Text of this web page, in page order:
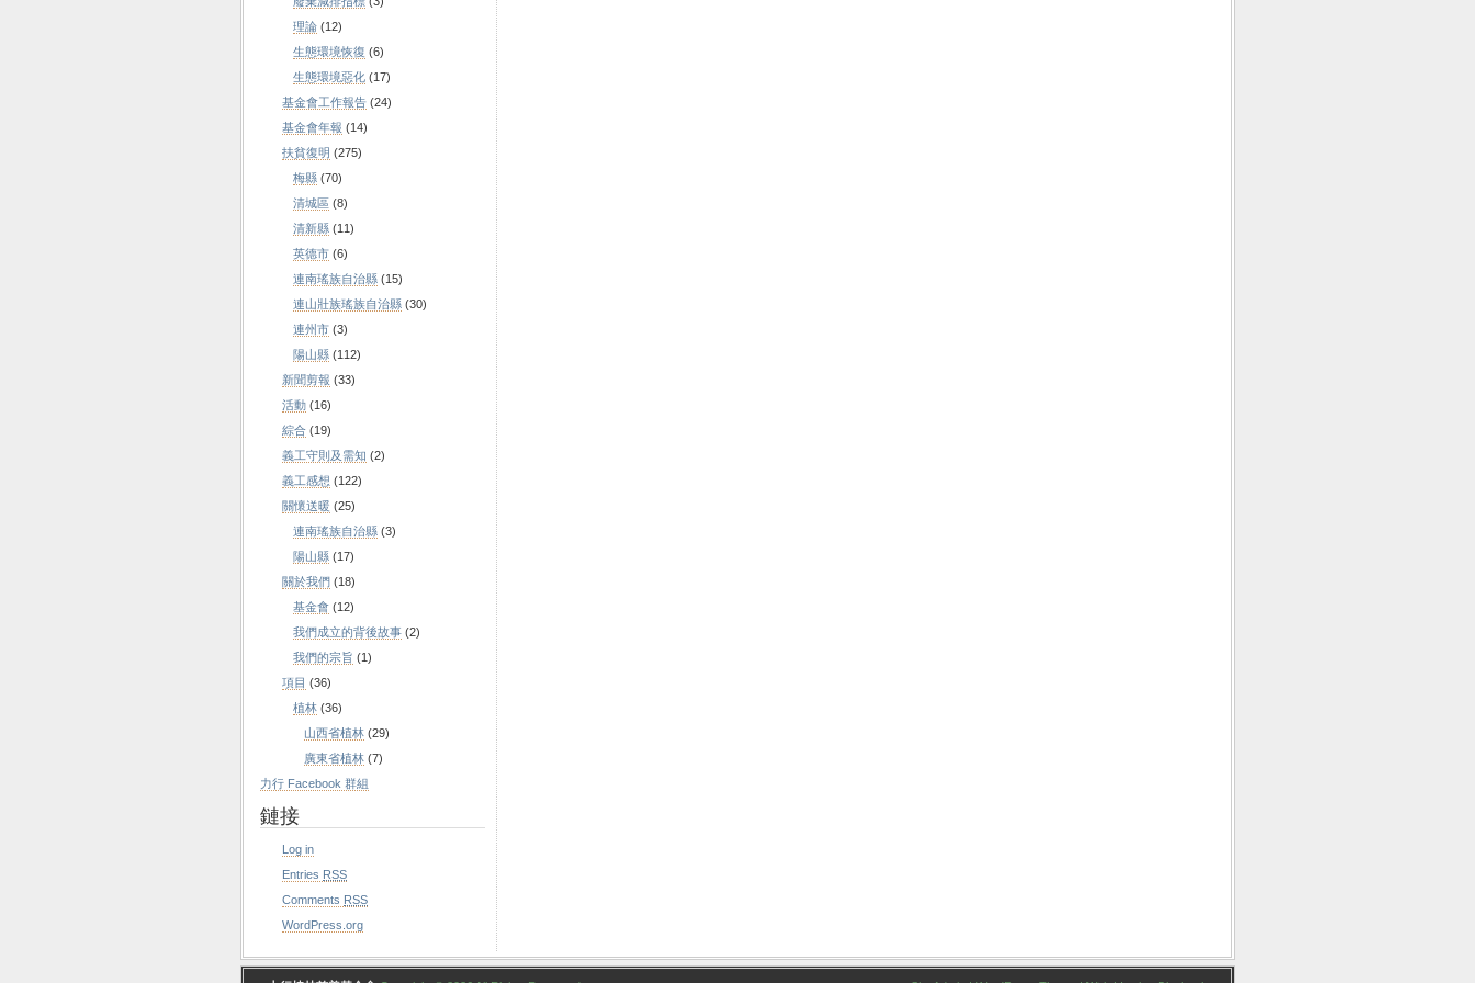
理論 (12)
生態環境恢復 (6)
生態環境惡化 (17)
基金會工作報告 (24)
基金會年報 (14)
扶貧復明 (275)
梅縣 (70)
清城區 (8)
清新縣 (11)
英德市 (6)
連南瑤族自治縣 (15)
連山壯族瑤族自治縣 (30)
連州市 (3)
陽山縣 (112)
新聞剪報 (33)
活動 (16)
綜合 (19)
義工守則及需知 (2)
義工感想 (122)
關懷送暖 (25)
連南瑤族自治縣 (3)
陽山縣 (17)
關於我們 (18)
基金會 (12)
我們成立的背後故事 (2)
我們的宗旨 (1)
項目 (36)
植林 (36)
山西省植林 (29)
廣東省植林 (7)
力行 Facebook 群組
鏈接
Log in
Entries RSS
Comments RSS
WordPress.org